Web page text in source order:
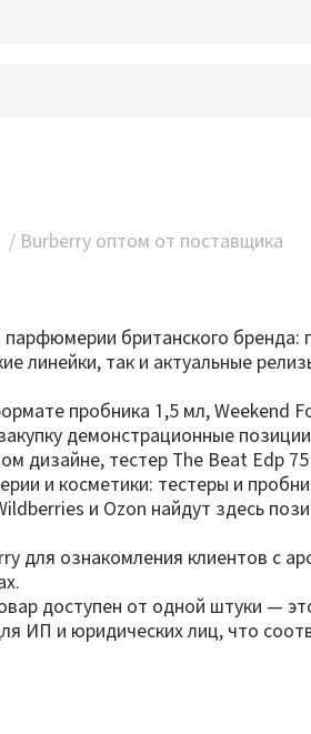
/ Burberry оптом от поставщика
британского
линейки, так и актуальные
пробника 1,5 мл, Weekend
демонстрационные
дизайне, тестер The Beat Edp
и косметики: тестеры и
и Ozon найдут здесь
для ознакомления клиентов с
доступен от одной штуки —
ИП и юридических лиц, что